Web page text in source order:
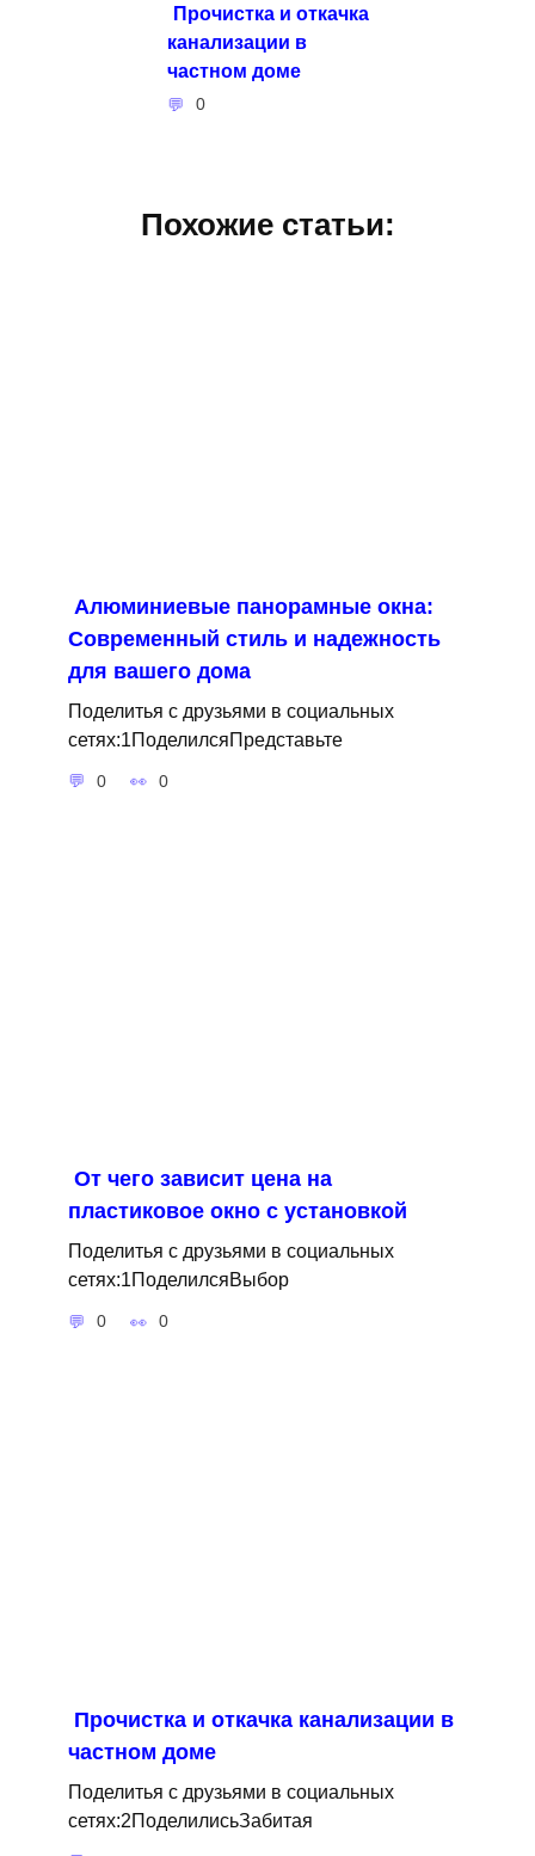
Прочистка и откачка
канализации в
частном доме
0
Похожие статьи:
Алюминиевые панорамные окна:
Современный стиль и надежность
для вашего дома
Поделитья с друзьями в социальных
сетях:1ПоделилсяПредставьте
0 0
От чего зависит цена на
пластиковое окно с установкой
Поделитья с друзьями в социальных
сетях:1ПоделилсяВыбор
0 0
Прочистка и откачка канализации в
частном доме
Поделитья с друзьями в социальных
сетях:2ПоделилисьЗабитая